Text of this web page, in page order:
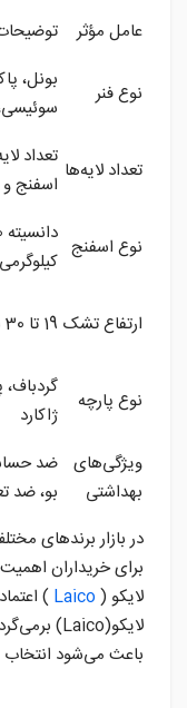
عامل مؤثر
نوع فنر
بونل،
تعداد لایه‌ها
تعداد
اسفنج
نوع اسفنج
کیلوگرمی
ارتفاع تشک 19 تا 30 سانتی‌متر
نوع پارچه
گردباف،
ژاکارد
ویژگی‌های
بهداشتی
ضد
بو، ضد
برای خریداران اهمیت
لایکو ( Laico
)
باعث می‌شود انتخاب